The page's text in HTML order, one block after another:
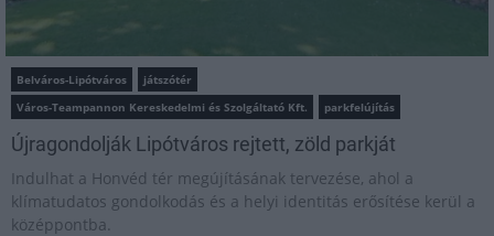
Belváros-Lipótváros
játszótér
Város-Teampannon Kereskedelmi és Szolgáltató Kft.
parkfelújítás
Újragondolják Lipótváros rejtett, zöld parkját
Indulhat a Honvéd tér megújításának tervezése, ahol a
klímatudatos gondolkodás és a helyi identitás erősítése kerül a
középpontba.